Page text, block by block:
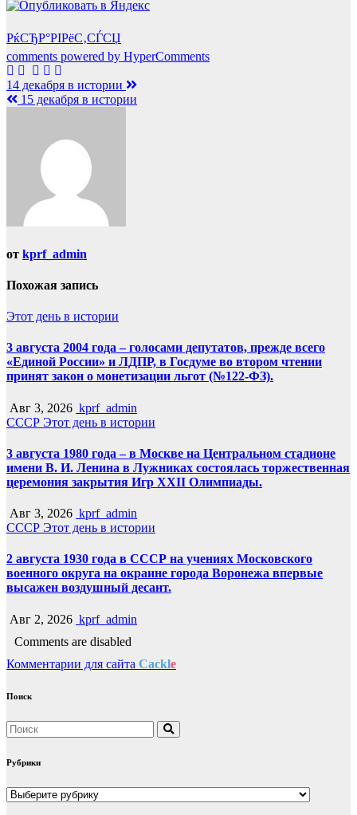
РќСЂР°РІРёС‚СЃСЏ
comments powered by HyperComments
Навигация
по
14 декабря в истории
15 декабря в истории
от kprf_admin
Похожая запись
Этот день в истории
3 августа 2004 года – голосами депутатов, прежде всего
«Единой России» и ЛДПР, в Госдуме во втором чтении
принят закон о монетизации льгот (№122-ФЗ).
Авг 3, 2026 kprf_admin
СССР Этот день в истории
3 августа 1980 года – в Москве на Центральном стадионе
имени В. И. Ленина в Лужниках состоялась торжественная
церемония закрытия Игр XXII Олимпиады.
Авг 3, 2026 kprf_admin
СССР Этот день в истории
2 августа 1930 года в СССР на учениях Московского
военного округа на окраине города Воронежа впервые
высажен воздушный десант.
Авг 2, 2026 kprf_admin
Comments are disabled
Комментарии для сайта Cackle
Поиск
Рубрики
Рубрики